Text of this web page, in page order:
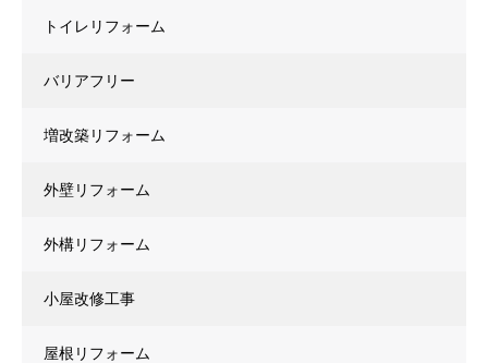
トイレリフォーム
バリアフリー
増改築リフォーム
外壁リフォーム
外構リフォーム
小屋改修工事
屋根リフォーム